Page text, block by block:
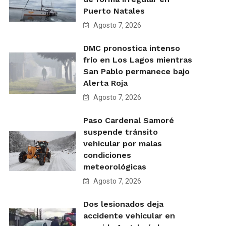
Puerto Natales
Agosto 7, 2026
DMC pronostica intenso
frío en Los Lagos mientras
San Pablo permanece bajo
Alerta Roja
Agosto 7, 2026
Paso Cardenal Samoré
suspende tránsito
vehicular por malas
condiciones
meteorológicas
Agosto 7, 2026
Dos lesionados deja
accidente vehicular en